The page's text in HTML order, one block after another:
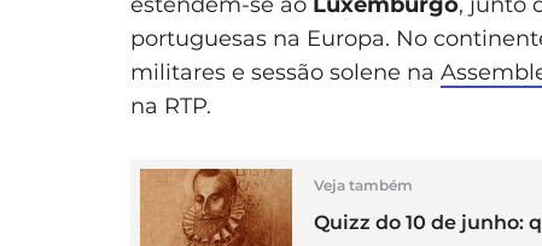
portuguesas na Europa. No
militares e sessão solene na
na RTP.
Veja também
Quizz do 10 de junho: